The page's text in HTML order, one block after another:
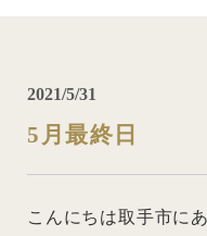
2021/5/31
5月最終日
こんにちは取手市に